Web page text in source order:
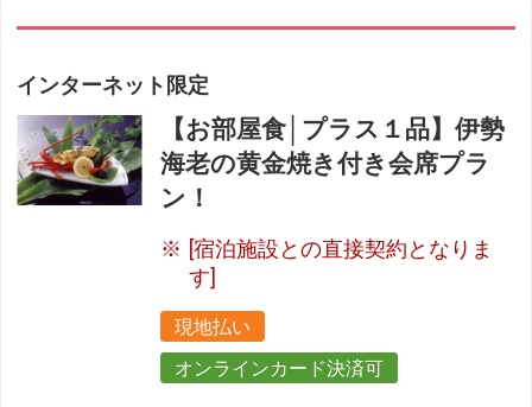
インターネット限定
【お部屋食│プラス１品】伊勢
海老の黄金焼き付き会席プラ
ン！
[宿泊施設との直接契約となりま
す]
現地払い
オンラインカード決済可